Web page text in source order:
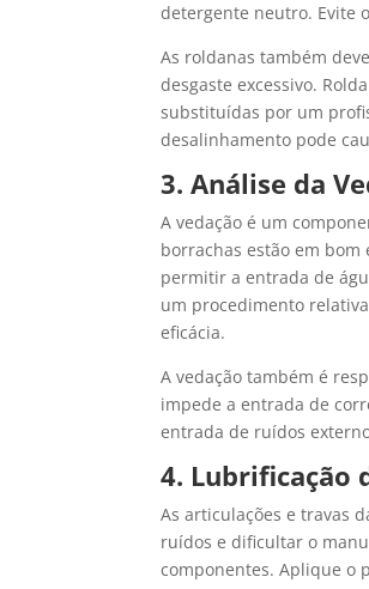
detergente neutro. Evite
As roldanas também
desgaste excessivo.
substituídas por um
desalinhamento pode
3. Análise da
A vedação é um
borrachas estão em bom
permitir a entrada de
um procedimento
eficácia.
A vedação também é
impede a entrada de
entrada de ruídos
4. Lubrificação
As articulações e travas
ruídos e dificultar o
componentes. Aplique o